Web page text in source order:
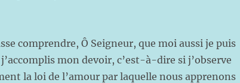
comprendre, Ô Seigneur, que moi aussi je puis
mon devoir, c’est-à-dire si j’observe
la loi de l’amour par laquelle nous apprenons